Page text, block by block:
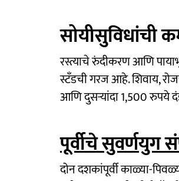
सोयीसुविधांची
रस्त्याचे रुंदीकरण आणि
स्टँडची गरज आहे. शिवाय,
आणि दुसऱ्यांदा 1,500 रुपये दंड
पूर्वीचे सुवर्णयुग
दोन दशकांपूर्वी काळ्या-